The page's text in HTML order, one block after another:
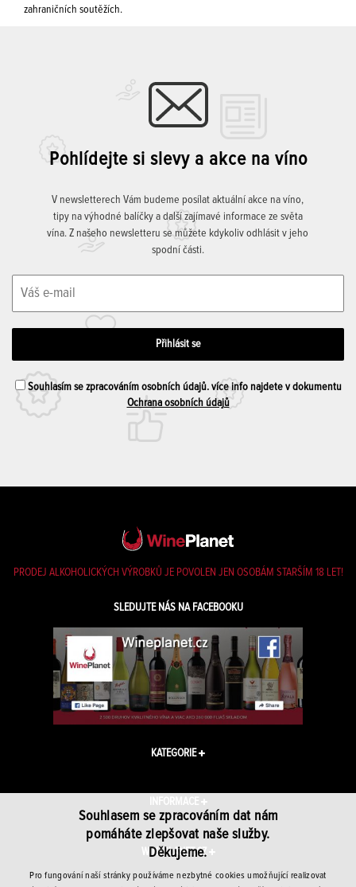
zahraničních soutěžích.
Pohlídejte si slevy a akce na víno
V newsletterech Vám budeme posílat aktuální akce na víno,
tipy na výhodné balíčky a další zajímavé informace ze světa
vína. Z našeho newsletteru se můžete kdykoliv odhlásit v jeho
spodní části.
Souhlasím se zpracováním osobních údajů. více info najdete v dokumentu
Ochrana osobních údajů
PRODEJ ALKOHOLICKÝCH VÝROBKŮ JE POVOLEN JEN OSOBÁM STARŠÍM 18 LET!
SLEDUJTE NÁS NA FACEBOOKU
KATEGORIE
INFORMACE
WINEPLANET.CZ
Souhlasem se zpracováním dat nám
pomáháte zlepšovat naše služby.
Děkujeme.
Pro fungování naší stránky používáme nezbytné cookies umožňující realizovat